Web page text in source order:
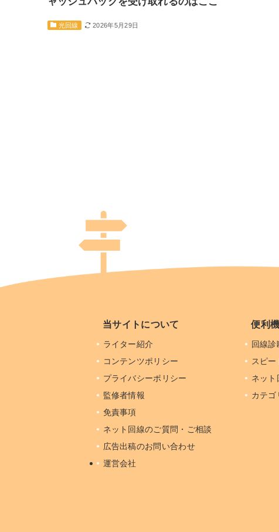
2026年5月29日
光回線
当サイトについて
ライター紹介
コンテンツポリシー
プライバシーポリシー
監修者情報
免責事項
ネット回線のご質問・ご相談
広告出稿のお問い合わせ
運営会社
便利
回線診
スピー
ネット
カテゴ